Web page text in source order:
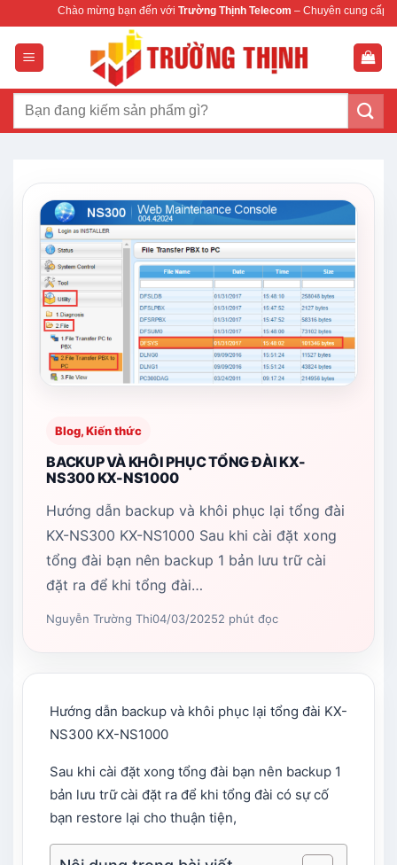
dung
Chào mừng bạn đến vớiTrường Thịnh Telecom– Chuyên cung cấp thiết
Tìm
Blog, Kiến thức
BACKUP VÀ KHÔI PHỤC TỔNG ĐÀI KX-
NS300 KX-NS1000
Hướng dẫn backup và khôi phục lại tổng đài
KX-NS300 KX-NS1000 Sau khi cài đặt xong
tổng đài bạn nên backup 1 bản lưu trữ cài
đặt ra để khi tổng đài…
Nguyễn Trường Thi04/03/20252 phút đọc
Hướng dẫn backup và khôi phục lại tổng đài KX-
NS300 KX-NS1000
Sau khi cài đặt xong tổng đài bạn nên backup 1
bản lưu trữ cài đặt ra để khi tổng đài có sự cố
bạn restore lại cho thuận tiện,